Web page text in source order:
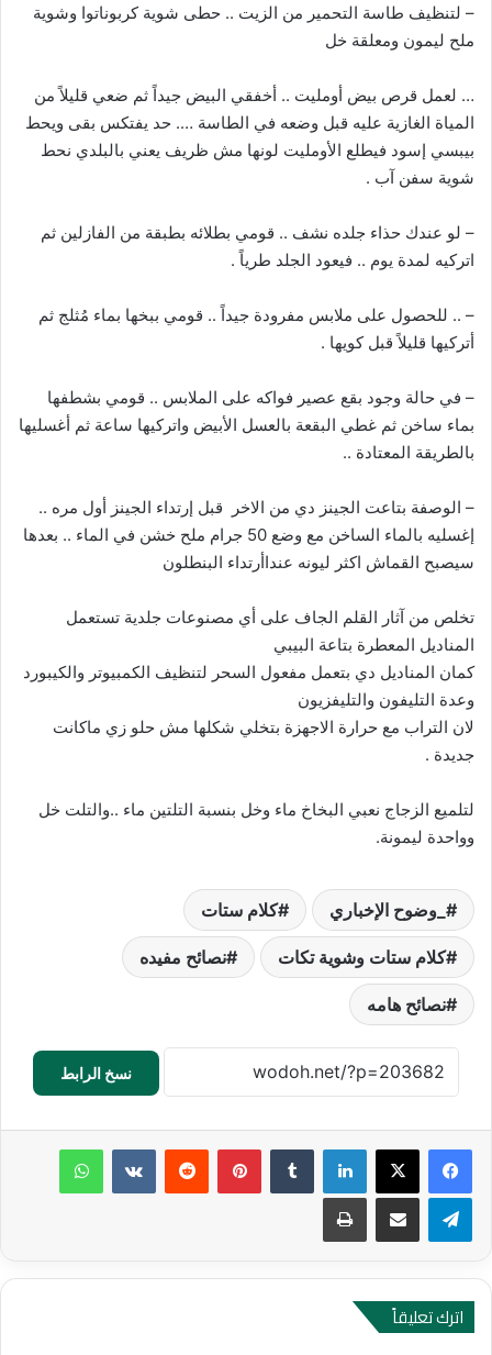
– لتنظيف طاسة التحمير من الزيت .. حطى شوية كربوناتوا وشوية
ملح ليمون ومعلقة خل
… لعمل قرص بيض أومليت .. أخفقي البيض جيداً ثم ضعي قليلاً من
المياة الغازية عليه قبل وضعه في الطاسة …. حد يفتكس بقى ويحط
بيبسي إسود فيطلع الأومليت لونها مش ظريف يعني بالبلدي نحط
شوية سفن آب .
– لو عندك حذاء جلده نشف .. قومي بطلائه بطبقة من الفازلين ثم
اتركيه لمدة يوم .. فيعود الجلد طرياً .
– .. للحصول على ملابس مفرودة جيداً .. قومي ببخها بماء مُثلج ثم
أتركيها قليلاً قبل كويها .
– في حالة وجود بقع عصير فواكه على الملابس .. قومي بشطفها
بماء ساخن ثم غطي البقعة بالعسل الأبيض واتركيها ساعة ثم أغسليها
بالطريقة المعتادة ..
– الوصفة بتاعت الجينز دي من الاخر قبل إرتداء الجينز أول مره ..
إغسليه بالماء الساخن مع وضع 50 جرام ملح خشن في الماء .. بعدها
سيصبح القماش اكثر ليونه عنداأرتداء البنطلون
تخلص من آثار القلم الجاف على أي مصنوعات جلدية تستعمل
المناديل المعطرة بتاعة البيبي
كمان المناديل دي بتعمل مفعول السحر لتنظيف الكمبيوتر والكيبورد
وعدة التليفون والتليفزيون
لان التراب مع حرارة الاجهزة بتخلي شكلها مش حلو زي ماكانت
جديدة .
لتلميع الزجاج نعبي البخاخ ماء وخل بنسبة التلتين ماء ..والتلت خل
وواحدة ليمونة.
_وضوح الإخباري كلام ستات
كلام ستات وشوية تكات نصائح مفيده
نصائح هامه
نسخ الرابط
لينكدإن بينتيريست
اترك تعليقاً